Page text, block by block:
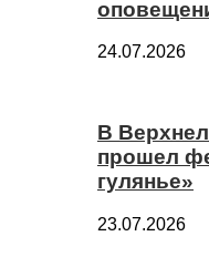
24.07.2026
В
прошел
гулянье»
23.07.2026